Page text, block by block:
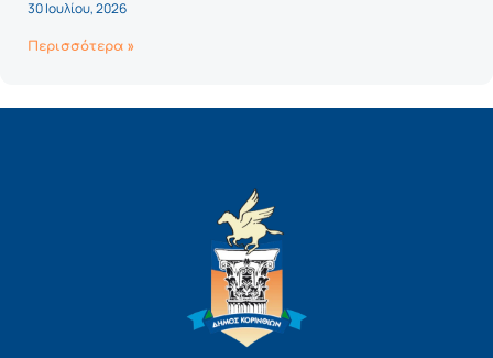
30 Ιουλίου, 2026
Περισσότερα »